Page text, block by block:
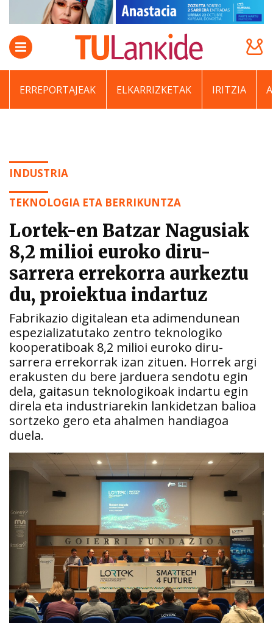
ERREPORTAJEAK ELKARRIZKETAK IRITZIA
INDUSTRIA
TEKNOLOGIA ETA BERRIKUNTZA
Lortek-en Batzar Nagusiak
8,2 milioi euroko diru-
sarrera errekorra aurkeztu
du, proiektua indartuz
Fabrikazio digitalean eta adimendunean
espezializatutako zentro teknologiko
kooperatiboak 8,2 milioi euroko diru-
sarrera errekorrak izan zituen. Horrek argi
erakusten du bere jarduera sendotu egin
dela, gaitasun teknologikoak indartu egin
direla eta industriarekin lankidetzan balioa
sortzeko gero eta ahalmen handiagoa
duela.